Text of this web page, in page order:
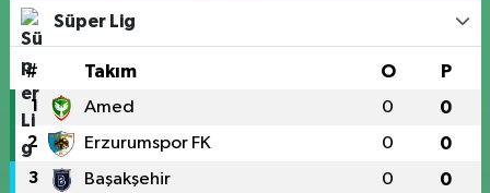
Süper Lig
# Takım O P
1 Amed 0 0
2 Erzurumspor FK 0 0
3 Başakşehir 0 0